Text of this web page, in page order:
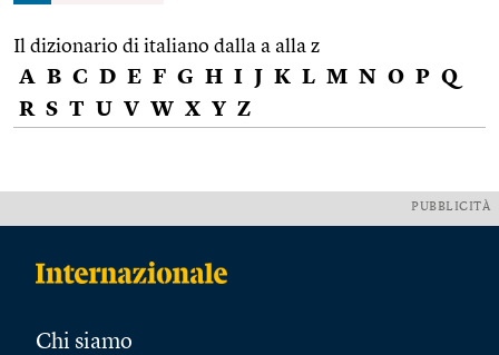
Il dizionario di italiano dalla a alla z
A B C D E F G H I J K L M N O P Q
R S T U V W X Y Z
PUBBLICITÀ
Chi siamo